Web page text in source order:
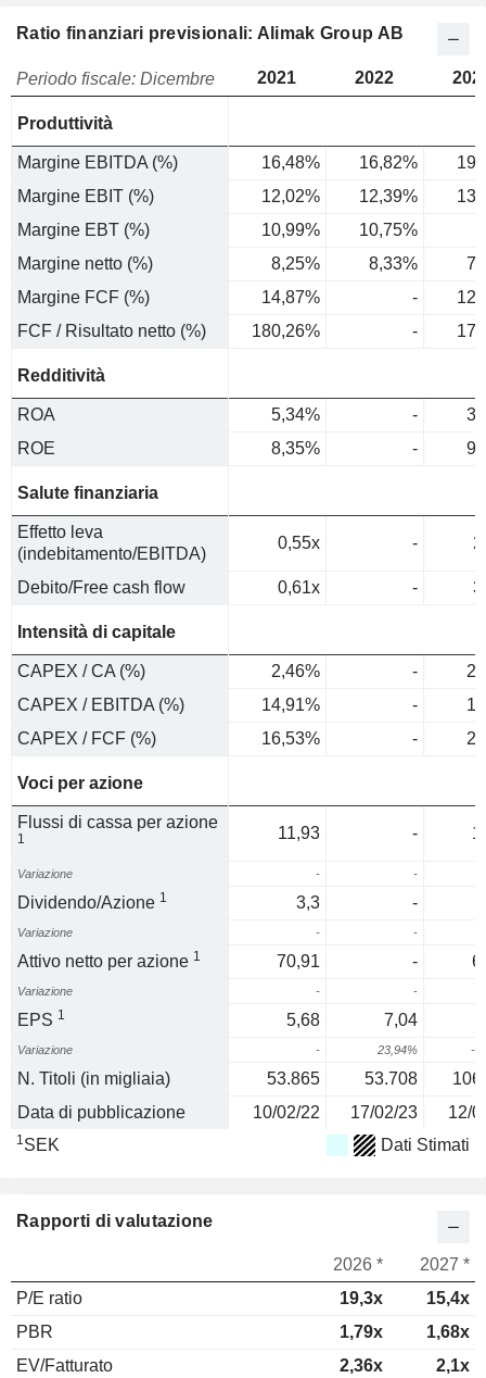
Ratio finanziari previsionali: Alimak Group AB
Periodo fiscale: Dicembre 2021 2022
Produttività
Margine EBITDA (%) 16,48% 16,82%
Margine EBIT (%)
12,02% 12,39%
Margine EBT (%)
10,99% 10,75%
Margine netto (%)
8,25% 8,33%
Margine FCF (%)
14,87% -
FCF / Risultato netto (%)
180,26% -
Redditività
ROA 5,34% -
ROE
8,35% -
Salute finanziaria
Effetto leva
(indebitamento/EBITDA)
0,55x -
Debito/Free cash flow 0,61x -
Intensità di capitale
CAPEX / CA (%) 2,46% -
CAPEX / EBITDA (%)
14,91% -
CAPEX / FCF (%)
16,53% -
Voci per azione
Flussi di cassa per azione
1 11,93 -
Variazione - -
Dividendo/Azione 1 3,3 -
Variazione - -
Attivo netto per azione 1 70,91 -
Variazione - -
EPS 1 5,68 7,04
Variazione - 23,94% -
N. Titoli (in migliaia) 53.865 53.708
Data di pubblicazione
10/02/22 17/02/23 12/
1SEK Dati Stimati
Rapporti di valutazione
2026 *
2027 *
P/E ratio
19,3x
15,4x
PBR
1,79x
1,68x
EV/Fatturato
2,36x 2,1x